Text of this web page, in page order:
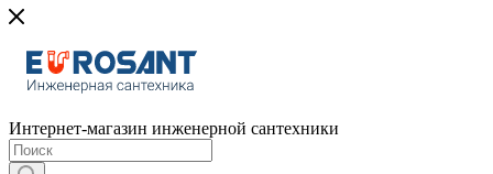
Интернет-магазин инженерной сантехники